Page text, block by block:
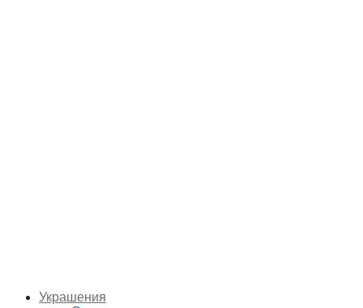
Украшения